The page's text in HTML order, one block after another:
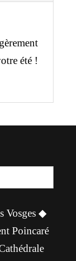
été !
Vosges ◆
Poincaré